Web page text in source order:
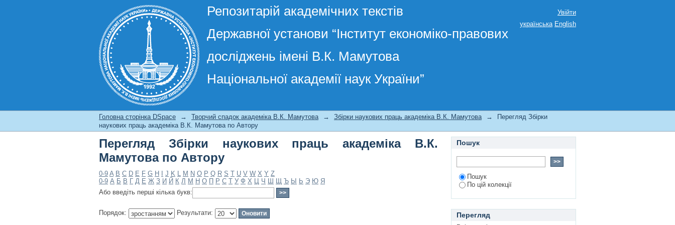
Репозитарій академічних текстів
Державної установи “Інститут економіко-правових
досліджень імені В.К. Мамутова
Національної академії наук України”
Перегляд Збірки наукових праць академіка В.К. Мамутова по Автору
Увійти
українська English
Головна сторінка DSpace → Творчий спадок академіка В.К. Мамутова → Збірки наукових праць академіка В.К. Мамутова →
Перегляд Збірки
наукових праць академіка В.К. Мамутова по Автору
Перегляд Збірки наукових праць академіка В.К.
Мамутова по Автору
0-9 A B C D E F G H J K L M N O P Q R S T U V W X Y Z
0-9 А Б В Г Д Е Ж З И Й К Л М Н О П Р С Т У Ф Х Ц Ч Ш Щ Ъ Ы Ь Э Ю Я
Або введіть перші кілька букв:
Порядок: Результати:
Пошук
Пошук
По цій колекції
Перегляд